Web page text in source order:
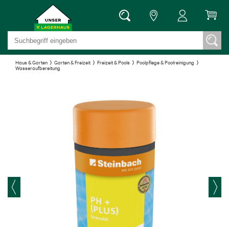
Haus & Garten Garten & Freizeit Freizeit & Pools
Poolpflege & Poolreinigung
Wasseraufbereitung